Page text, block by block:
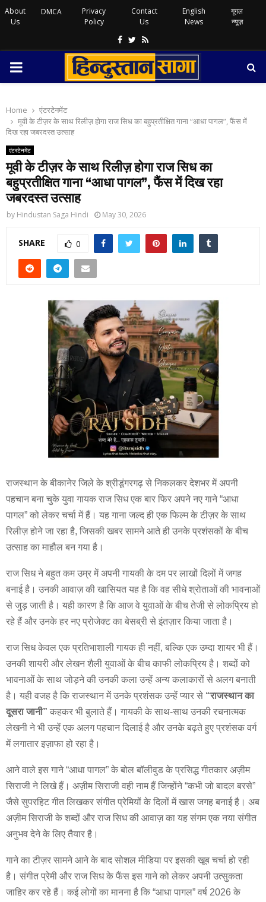
About
Us
DMCA
Privacy
Policy
Contact
Us
English
News
गूगल
न्यूज़
Facebook
Twitter
Rss
PRIMARY
Home
एंटरटेनमेंट
मूवी के टीज़र के साथ रिलीज़ होगा राज सिध का बहुप्रतीक्षित गाना “आधा पागल”, फैंस में
दिख रहा जबरदस्त उत्साह
एंटरटेनमेंट
मूवी के टीज़र के साथ रिलीज़ होगा राज सिध का
बहुप्रतीक्षित गाना “आधा पागल”, फैंस में दिख रहा
जबरदस्त उत्साह
by Hindustan Saga Hindi May 30, 2026
SHARE 0
राजस्थान के बीकानेर जिले के श्रीडूंगरगढ़ से निकलकर देशभर में अपनी
पहचान बना चुके युवा गायक राज सिध एक बार फिर अपने नए गाने “आधा
पागल” को लेकर चर्चा में हैं। यह गाना जल्द ही एक फिल्म के टीज़र के साथ
रिलीज़ होने जा रहा है, जिसकी खबर सामने आते ही उनके प्रशंसकों के बीच
उत्साह का माहौल बन गया है।
राज सिध ने बहुत कम उम्र में अपनी गायकी के दम पर लाखों दिलों में जगह
बनाई है। उनकी आवाज़ की खासियत यह है कि वह सीधे श्रोताओं की भावनाओं
से जुड़ जाती है। यही कारण है कि आज वे युवाओं के बीच तेजी से लोकप्रिय हो
रहे हैं और उनके हर नए प्रोजेक्ट का बेसब्री से इंतज़ार किया जाता है।
राज सिध केवल एक प्रतिभाशाली गायक ही नहीं, बल्कि एक उम्दा शायर भी हैं।
उनकी शायरी और लेखन शैली युवाओं के बीच काफी लोकप्रिय है। शब्दों को
भावनाओं के साथ जोड़ने की उनकी कला उन्हें अन्य कलाकारों से अलग बनाती
है। यही वजह है कि राजस्थान में उनके प्रशंसक उन्हें प्यार से “राजस्थान का
दूसरा जानी” कहकर भी बुलाते हैं। गायकी के साथ-साथ उनकी रचनात्मक
लेखनी ने भी उन्हें एक अलग पहचान दिलाई है और उनके बढ़ते हुए प्रशंसक वर्ग
में लगातार इज़ाफा हो रहा है।
आने वाले इस गाने “आधा पागल” के बोल बॉलीवुड के प्रसिद्ध गीतकार अज़ीम
सिराजी ने लिखे हैं। अज़ीम सिराजी वही नाम हैं जिन्होंने “कभी जो बादल बरसे”
जैसे सुपरहिट गीत लिखकर संगीत प्रेमियों के दिलों में खास जगह बनाई है। अब
अज़ीम सिराजी के शब्दों और राज सिध की आवाज़ का यह संगम एक नया संगीत
अनुभव देने के लिए तैयार है।
गाने का टीज़र सामने आने के बाद सोशल मीडिया पर इसकी खूब चर्चा हो रही
है। संगीत प्रेमी और राज सिध के फैंस इस गाने को लेकर अपनी उत्सुकता
जाहिर कर रहे हैं। कई लोगों का मानना है कि “आधा पागल” वर्ष 2026 के